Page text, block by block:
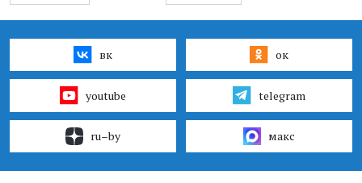
вк ок
youtube telegram
ru–by макс